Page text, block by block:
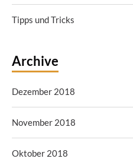
Tipps und Tricks
Archive
Dezember 2018
November 2018
Oktober 2018